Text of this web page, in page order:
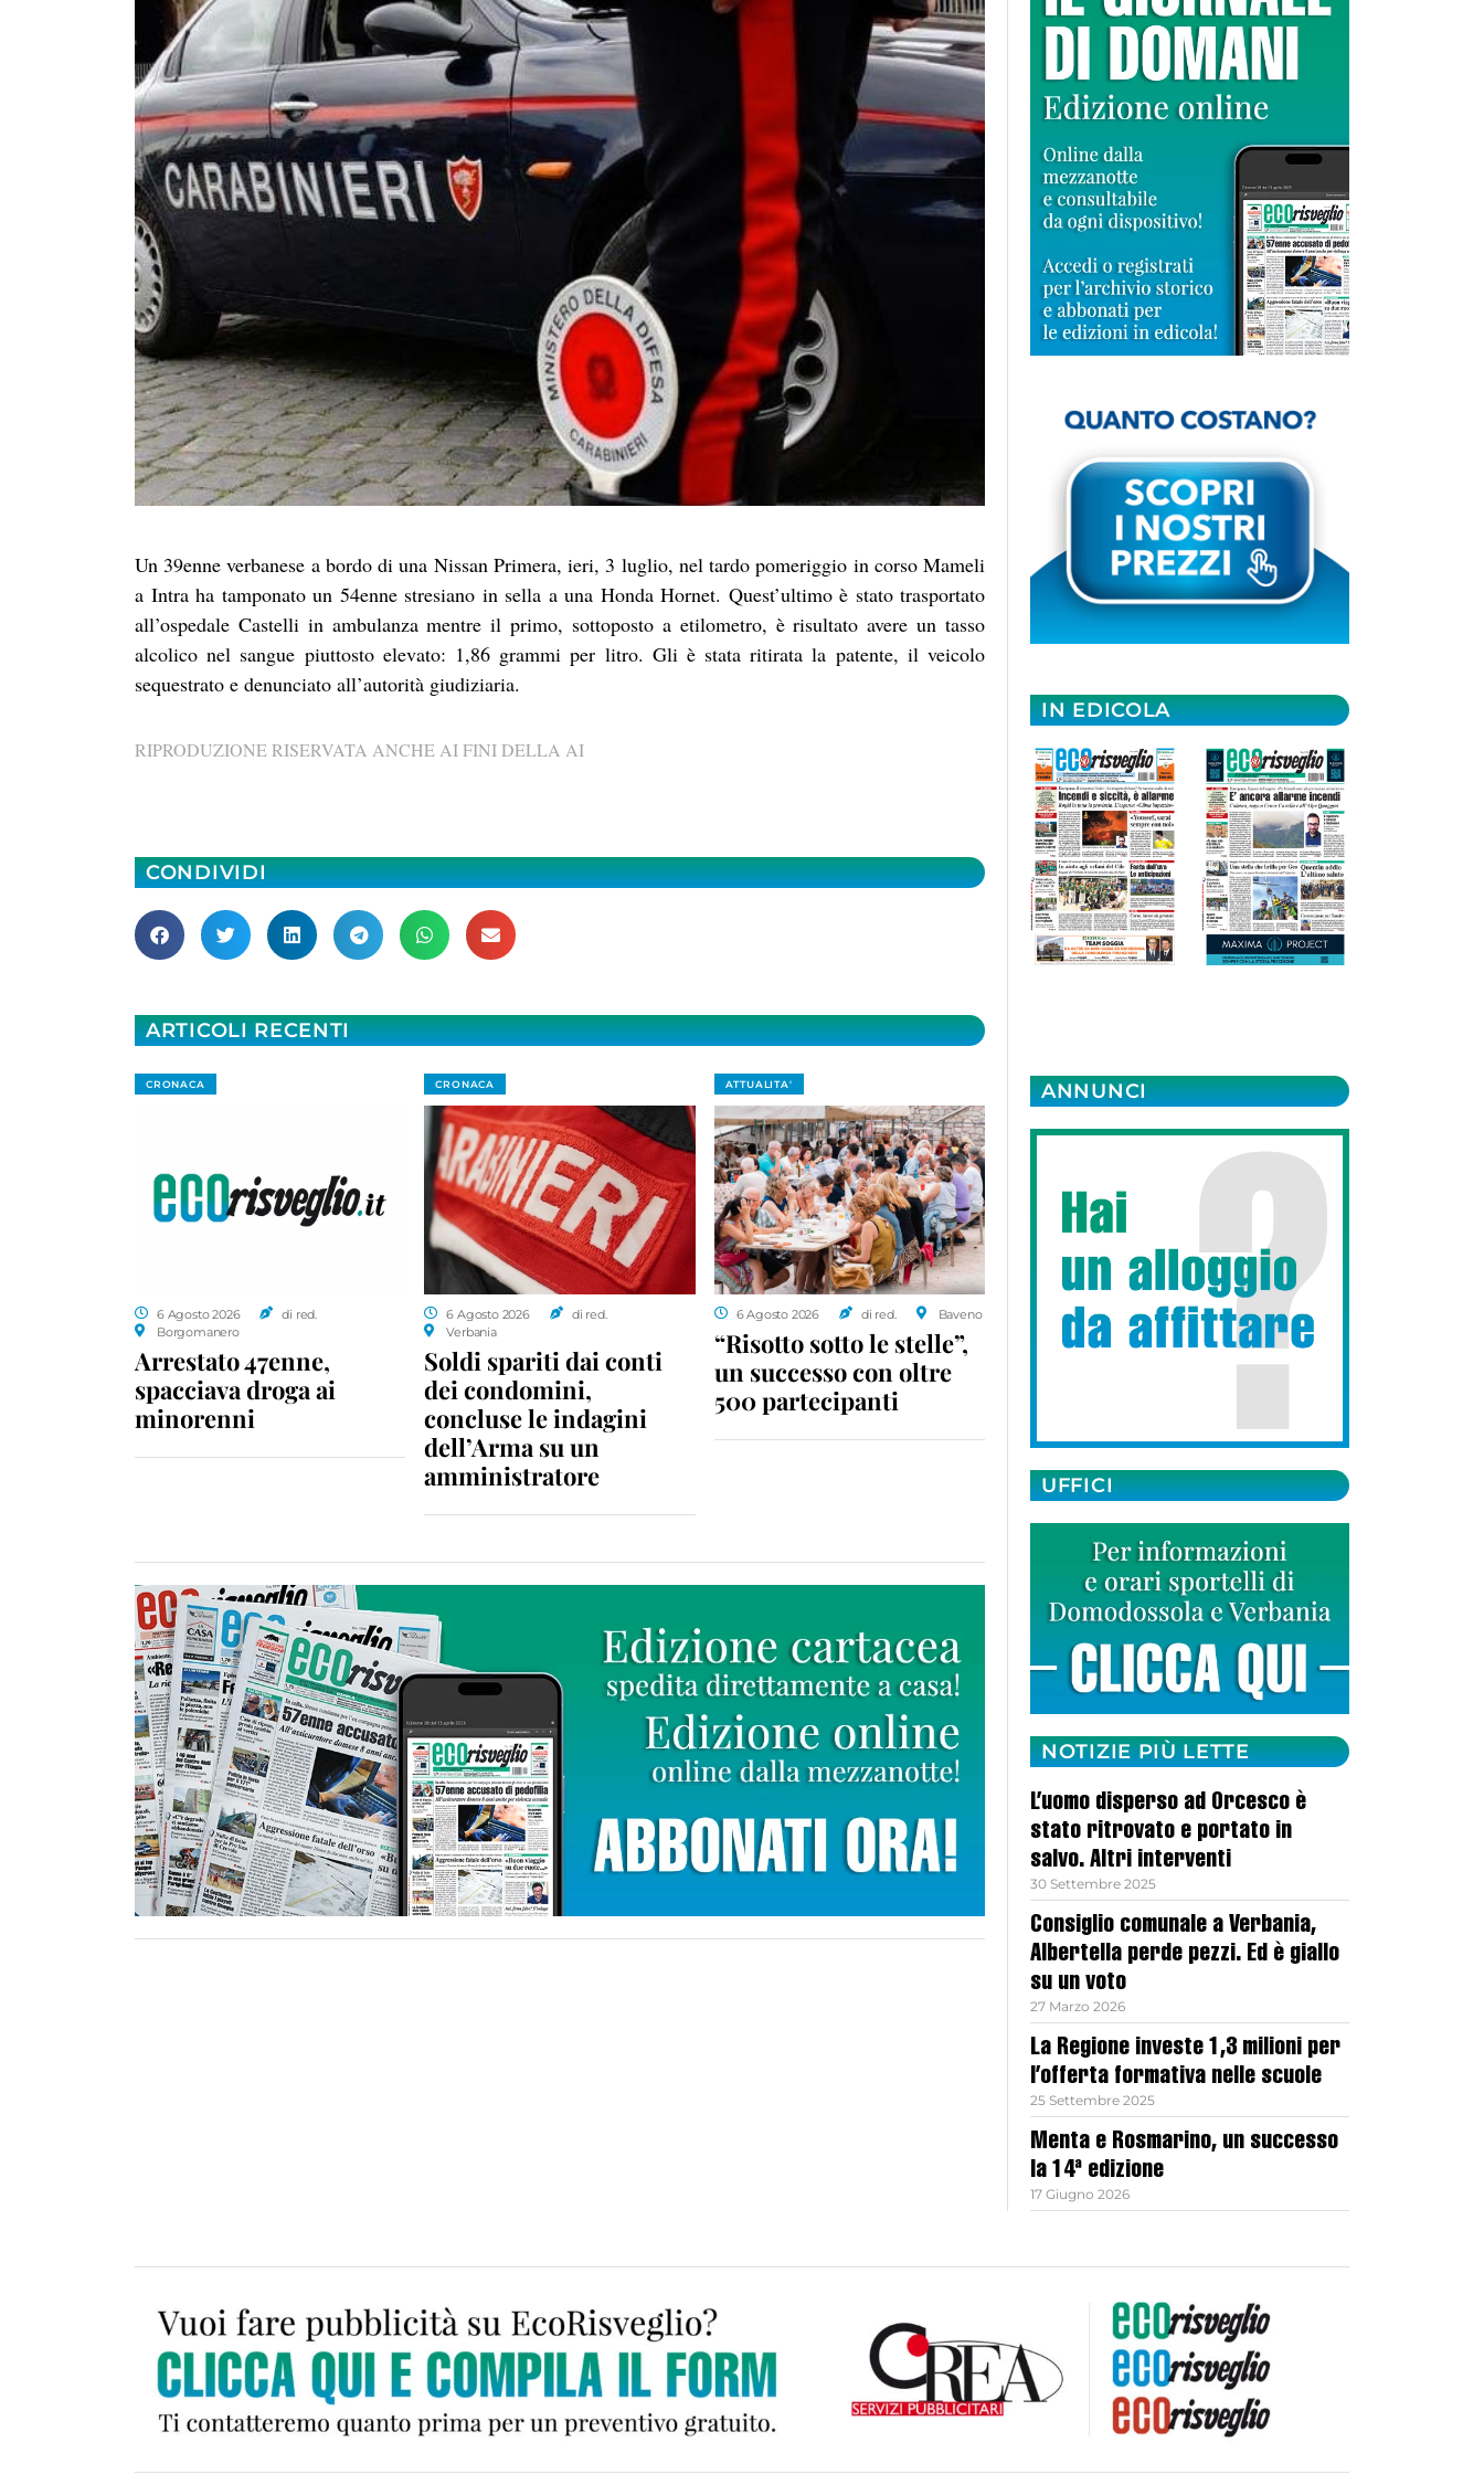
Un 39enne verbanese a bordo di una Nissan Primera, ieri, 3 luglio, nel tardo pomeriggio in corso Mameli
a Intra ha tamponato un 54enne stresiano in sella a una Honda Hornet. Quest’ultimo è stato trasportato
all’ospedale Castelli in ambulanza mentre il primo, sottoposto a etilometro, è risultato avere un tasso
alcolico nel sangue piuttosto elevato: 1,86 grammi per litro. Gli è stata ritirata la patente, il veicolo
sequestrato e denunciato all’autorità giudiziaria.
RIPRODUZIONE RISERVATA ANCHE AI FINI DELLA AI
CONDIVIDI
ARTICOLI RECENTI
CRONACA
6 Agosto 2026
di red.
Borgomanero
Arrestato 47enne,
spacciava droga ai
minorenni
CRONACA
6 Agosto 2026
di red.
Verbania
Soldi spariti dai conti
dei condomini,
concluse le indagini
dell’Arma su un
amministratore
ATTUALITA'
6 Agosto 2026 di red. Baveno
“Risotto sotto le stelle”,
un successo con oltre
500 partecipanti
IN EDICOLA
ANNUNCI
UFFICI
NOTIZIE PIÙ LETTE
L’uomo disperso ad Orcesco è
stato ritrovato e portato in
salvo. Altri interventi
30 Settembre 2025
Consiglio comunale a Verbania,
Albertella perde pezzi. Ed è giallo
su un voto
27 Marzo 2026
La Regione investe 1,3 milioni per
l’offerta formativa nelle scuole
25 Settembre 2025
Menta e Rosmarino, un successo
la 14ª edizione
17 Giugno 2026